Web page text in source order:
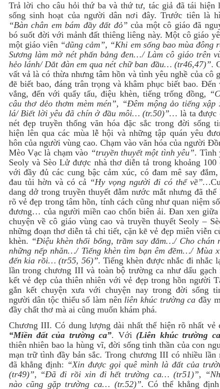
Trả lời cho câu hỏi thứ ba và thứ tư, tác giả đã tái hiện
sống sinh hoạt của người dân nơi đây. Trước tiên là
“Bàn chân em bám đầy đất đỏ” của một cô giáo đã
bó suốt đời với mảnh đất thiêng liêng này. Một cô giáo
một giáo viên “dũng cảm”, “Khi em sống bao mùa đông
Sương làm mờ nét phấn bảng đen…/ Làm cô giáo trên
hẻo lánh/ Dắt đàn em qua nét chữ ban đầu… (tr46,47)”.
vất vả là có thừa nhưng tâm hồn và tình yêu nghề của cô
đẽ biết bao, đáng trân trọng và khâm phục biết bao. Đến
vắng, đến với quẩy tấu, điệu khèn, tiếng trống đồng,
câu thơ dẻo thơm mèm mén”, “Đêm mộng ảo tiếng xập
lá/ Biết lời yêu đã chín ở đầu môi… (tr.50)”… là ta được
nét đẹp truyền thống văn hóa đặc sắc trong đời sống
hiện lên qua các mùa lễ hội và những tập quán yêu
hôn của người vùng cao. Chạm vào văn hóa của người
Mèo Vạc là chạm vào “truyền thuyết một tình yêu”. Tình
Seoly và Sèo Lử được nhà thơ diễn tả trong khoảng 100
với đầy đủ các cung bậc cảm xúc, có đam mê say
đau tủi hờn và có cả “Hy vọng người đi có thể về”…
dang dở trong truyền thuyết đẫm nước mắt nhưng đã thể
rõ vẻ đẹp trong tâm hồn, tính cách cũng như quan niệm
đương… của người miền cao chốn biên ải. Đan xen giữa
chuyện về cô giáo vùng cao và truyền thuyết Seoly –
những đoạn thơ diễn tả chi tiết, cặn kẽ vẻ đẹp miên viễn
khèn. “Điệu khèn thổi bổng, trầm say đắm…/ Cho chán
những nếp nhăn…/ Tiếng khèn tìm bạn êm đềm…/ Mùa
đến kia rồi… (tr55, 56)”.Tiếng khèn được nhắc đi nhắc
lần trong chương III và toàn bộ trường ca như dấu gạch
kết vẻ đẹp của thiên nhiên với vẻ đẹp trong hồn người
gắn kết chuyện xưa với chuyện nay trong đời sống
người dân tộc thiểu số làm nên liên khúc trường ca đầy
đầy chất thơ mà ai cũng muốn khám phá.
Chương III. Có dung lượng dài nhất thể hiện rõ nhất vẻ
“Miền đất của trường ca”. Với (Liên khúc trường
thiên nhiên bao la hùng vĩ, đời sống tinh thần của con
mạn trữ tình đầy bản sắc. Trong chương III có nhiều lần
đã khẳng định: “Xin được gọi quê mình là đất của
(tr49)”, “Đã đi rồi xin đi hết trường ca… (tr51)”,
nào cũng gặp trường ca… (tr.52)”. Có thể khẳng